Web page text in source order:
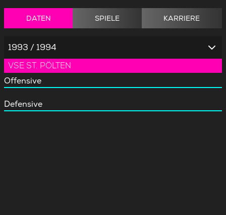
DATEN SPIELE KARRIERE
1993 / 1994
VSE ST. PÖLTEN
Offensive
Defensive